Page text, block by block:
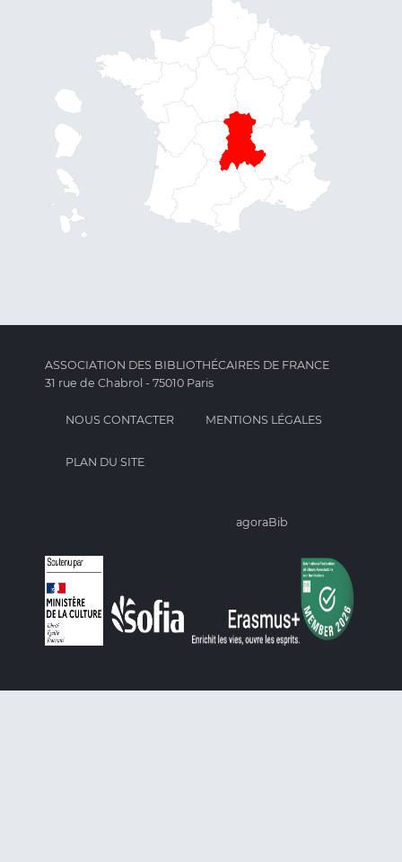
ASSOCIATION DES BIBLIOTHÉCAIRES DE FRANCE
31 rue de Chabrol - 75010 Paris
NOUS CONTACTER MENTIONS LÉGALES
PLAN DU SITE
agoraBib